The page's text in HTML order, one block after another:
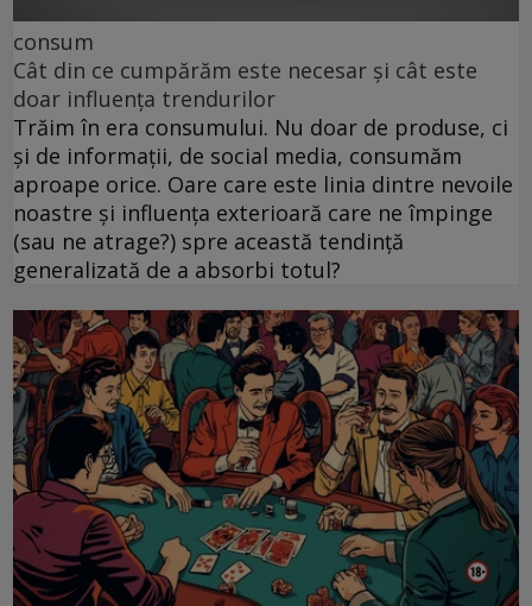
consum
Cât din ce cumpărăm este necesar și cât este
doar influența trendurilor
Trăim în era consumului. Nu doar de produse, ci
și de informații, de social media, consumăm
aproape orice. Oare care este linia dintre nevoile
noastre și influența exterioară care ne împinge
(sau ne atrage?) spre această tendință
generalizată de a absorbi totul?